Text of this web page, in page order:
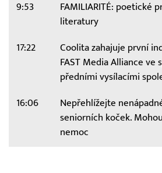
9:53
FAMILIARITÉ: poetické
literatury
17:22
Coolita zahajuje první
FAST Media Alliance ve
předními vysílacími
16:06
Nepřehlížejte
seniorních koček.
nemoc